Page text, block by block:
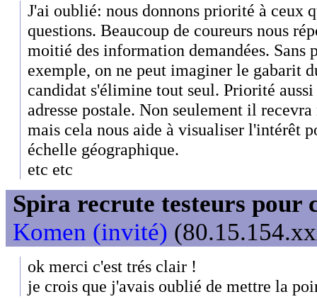
J'ai oublié: nous donnons priorité à ceux
questions. Beaucoup de coureurs nous
moitié des information demandées. Sans
exemple, on ne peut imaginer le gabarit
candidat s'élimine tout seul. Priorité
adresse postale. Non seulement il
mais cela nous aide à visualiser l'intérêt
échelle géographique.
etc etc
Spira recrute testeurs pour
Komen (invité)
ok merci c'est trés clair !
je crois que j'avais oublié de mettre la